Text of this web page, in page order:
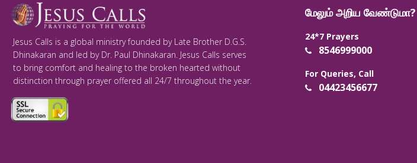
Jesus Calls is a global ministry founded by Late Brother D.G.S.
Dhinakaran and led by Dr. Paul Dhinakaran. Jesus Calls serves
to bring comfort and healing to the broken hearted without
distinction through prayer offered all 24/7 throughout the year.
மேலும் அறிய வேண்டுமா?
24*7 Prayers
8546999000
For Queries, Call
04423456677